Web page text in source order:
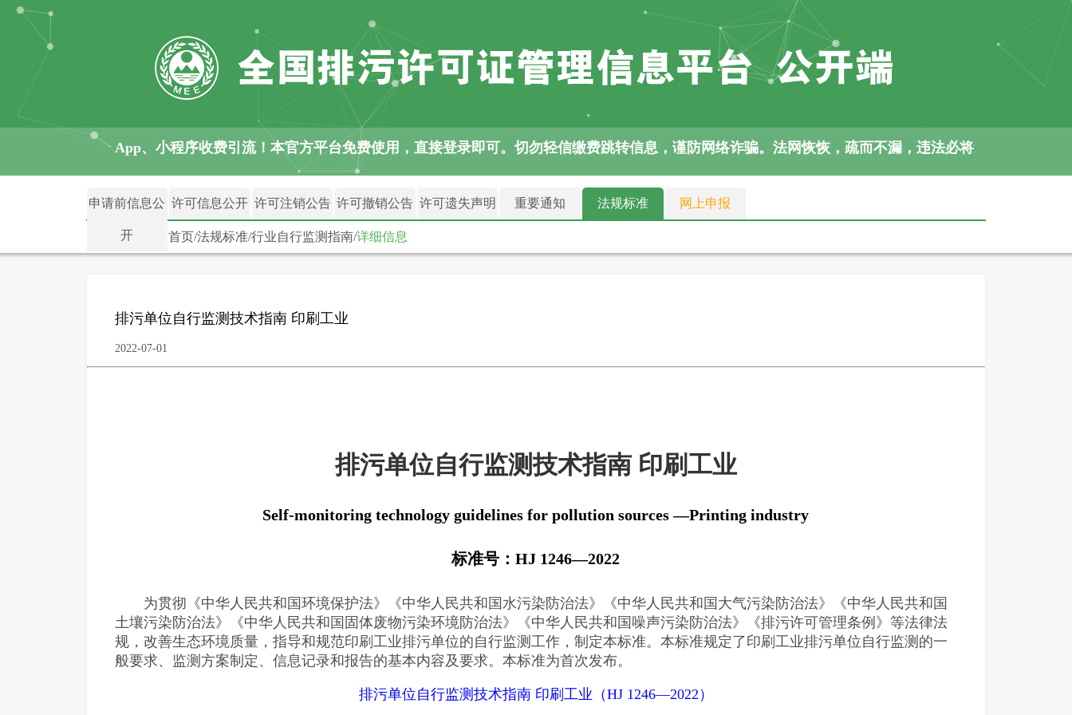
提示：警惕各类 App、小程序收费引流！本官方平台免费使用，直接登录即可。切勿轻信缴费跳转信息，谨防网络诈骗。法网恢恢，疏而不漏，违法必将追责。
申请前信息公
开
许可信息公开 许可注销公告 许可撤销公告 许可遗失声明 重要通知 法规标准 网上申报
首页/法规标准/行业自行监测指南/详细信息
排污单位自行监测技术指南 印刷工业
2022-07-01
排污单位自行监测技术指南 印刷工业
Self-monitoring technology guidelines for pollution sources —Printing industry
标准号：HJ 1246—2022
为贯彻《中华人民共和国环境保护法》《中华人民共和国水污染防治法》《中华人民共和国大气污染防治法》《中华人民共和国
土壤污染防治法》《中华人民共和国固体废物污染环境防治法》《中华人民共和国噪声污染防治法》《排污许可管理条例》等法律法
规，改善生态环境质量，指导和规范印刷工业排污单位的自行监测工作，制定本标准。本标准规定了印刷工业排污单位自行监测的一
般要求、监测方案制定、信息记录和报告的基本内容及要求。本标准为首次发布。
排污单位自行监测技术指南 印刷工业（HJ 1246—2022）